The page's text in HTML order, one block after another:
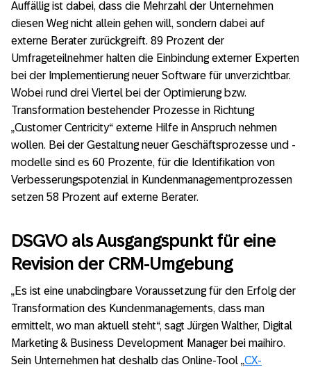
Auffällig ist dabei, dass die Mehrzahl der Unternehmen
diesen Weg nicht allein gehen will, sondern dabei auf
externe Berater zurückgreift. 89 Prozent der
Umfrageteilnehmer halten die Einbindung externer Experten
bei der Implementierung neuer Software für unverzichtbar.
Wobei rund drei Viertel bei der Optimierung bzw.
Transformation bestehender Prozesse in Richtung
„Customer Centricity“ externe Hilfe in Anspruch nehmen
wollen. Bei der Gestaltung neuer Geschäftsprozesse und -
modelle sind es 60 Prozente, für die Identifikation von
Verbesserungspotenzial in Kundenmanagementprozessen
setzen 58 Prozent auf externe Berater.
DSGVO als Ausgangspunkt für eine
Revision der CRM-Umgebung
„Es ist eine unabdingbare Voraussetzung für den Erfolg der
Transformation des Kundenmanagements, dass man
ermittelt, wo man aktuell steht“, sagt Jürgen Walther, Digital
Marketing & Business Development Manager bei maihiro.
Sein Unternehmen hat deshalb das Online-Tool „CX-